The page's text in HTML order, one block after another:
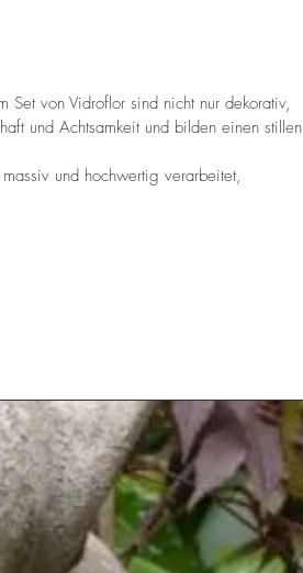
Set von Vidroflor sind nicht nur dekorativ,
und Achtsamkeit und bilden einen stillen
und hochwertig verarbeitet,